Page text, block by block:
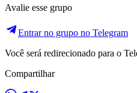
Avalie esse grupo
Entrar no grupo no Telegram
Você será redirecionado para o
Compartilhar